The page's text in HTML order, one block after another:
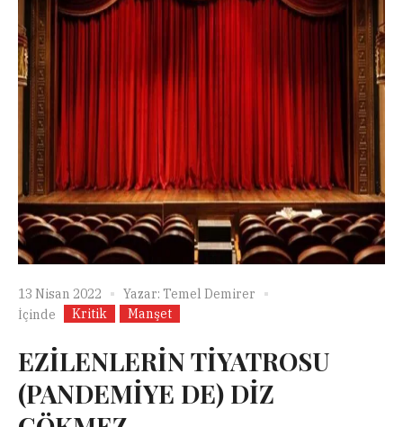
13 Nisan 2022 Yazar: Temel Demirer
İçinde
Kritik Manşet
EZİLENLERİN TİYATROSU
(PANDEMİYE DE) DİZ